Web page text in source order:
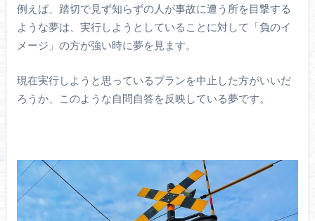
例えば、踏切で見ず知らずの人が事故に遭う所を目撃する
ような夢は、実行しようとしていることに対して「負のイ
メージ」の方が強い時に夢を見ます。
現在実行しようと思っているプランを中止した方がいいだ
ろうか、このような自問自答を反映している夢です。